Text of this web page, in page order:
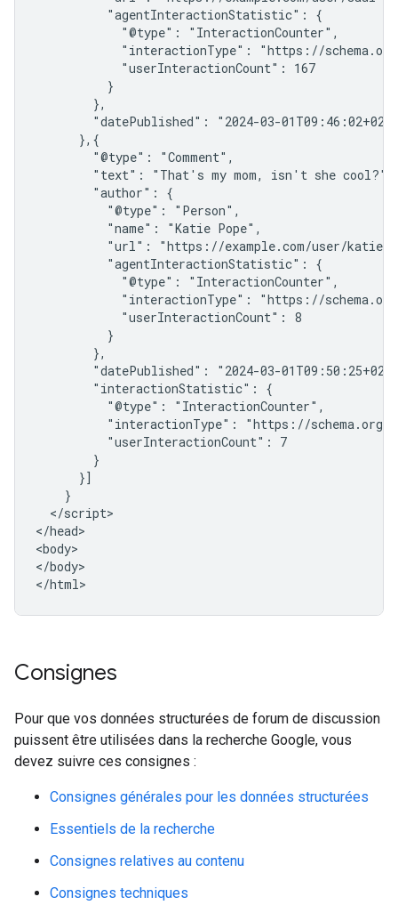
          "agentInteractionStatistic": {
            "@type": "InteractionCounter",
"interactionType": "https://
            "userInteractionCount": 167
          }
        },
"datePublished": "2024-03-
      },{
        "@type": "Comment",
        "text": "That's my mom, isn't she cool?",
        "author": {
          "@type": "Person",
          "name": "Katie Pope",
"url": "https://example.com/user/katie-
          "agentInteractionStatistic": {
            "@type": "InteractionCounter",
"interactionType": "https://
            "userInteractionCount": 8
          }
        },
"datePublished": "2024-03-
        "interactionStatistic": {
          "@type": "InteractionCounter",
"interactionType": "https://schema.org/
          "userInteractionCount": 7
        }
      }]
    }
  </script>
</head>
<body>
</body>
</html>
Consignes
Pour que vos données structurées de forum de discussion
puissent être utilisées dans la recherche Google, vous
devez suivre ces consignes :
Consignes générales pour les données structurées
Essentiels de la recherche
Consignes relatives au contenu
Consignes techniques